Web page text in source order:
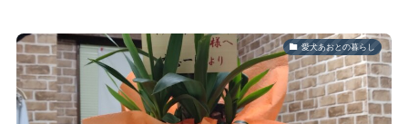
愛犬あおとの暮らし